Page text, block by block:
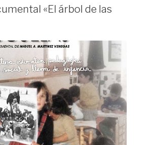
«El árbol de las